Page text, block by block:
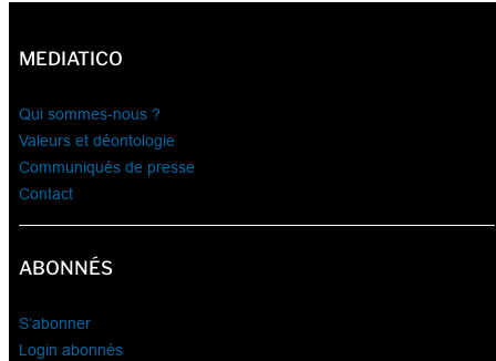
MEDIATICO
Qui sommes-nous ?
Valeurs et déontologie
Communiqués de presse
Contact
ABONNÉS
S’abonner
Login abonnés